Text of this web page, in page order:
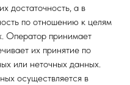
достаточность, а в
по отношению к целям
Оператор принимает
их принятие по
или неточных данных.
осуществляется в